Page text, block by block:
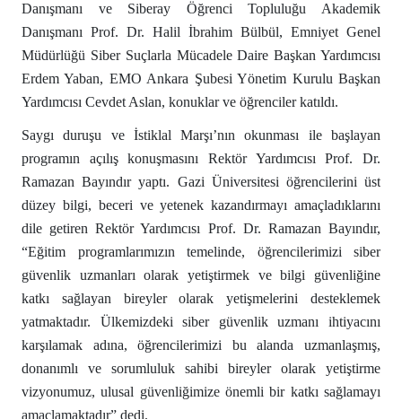
Danışmanı ve Siberay Öğrenci Topluluğu Akademik
Danışmanı Prof. Dr. Halil İbrahim Bülbül, Emniyet Genel
Müdürlüğü Siber Suçlarla Mücadele Daire Başkan Yardımcısı
Erdem Yaban, EMO Ankara Şubesi Yönetim Kurulu Başkan
Yardımcısı Cevdet Aslan, konuklar ve öğrenciler katıldı.
Saygı duruşu ve İstiklal Marşı’nın okunması ile başlayan
programın açılış konuşmasını Rektör Yardımcısı Prof. Dr.
Ramazan Bayındır yaptı. Gazi Üniversitesi öğrencilerini üst
düzey bilgi, beceri ve yetenek kazandırmayı amaçladıklarını
dile getiren Rektör Yardımcısı Prof. Dr. Ramazan Bayındır,
“Eğitim programlarımızın temelinde, öğrencilerimizi siber
güvenlik uzmanları olarak yetiştirmek ve bilgi güvenliğine
katkı sağlayan bireyler olarak yetişmelerini desteklemek
yatmaktadır. Ülkemizdeki siber güvenlik uzmanı ihtiyacını
karşılamak adına, öğrencilerimizi bu alanda uzmanlaşmış,
donanımlı ve sorumluluk sahibi bireyler olarak yetiştirme
vizyonumuz, ulusal güvenliğimize önemli bir katkı sağlamayı
amaçlamaktadır” dedi.